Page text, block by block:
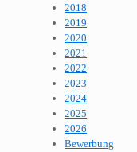
2018
2019
2020
2021
2022
2023
2024
2025
2026
Bewerbung